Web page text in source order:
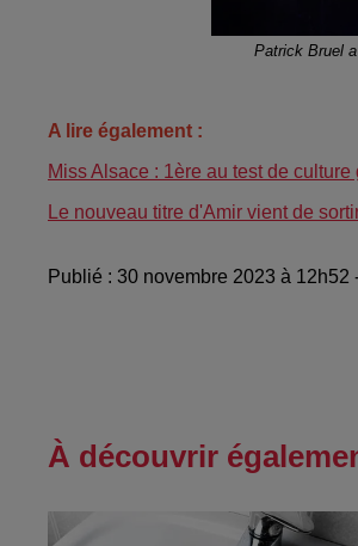
Patrick Bruel
A lire également :
Miss Alsace : 1ère au test de culture
Le nouveau titre d'Amir vient de
Publié : 30 novembre 2023 à
À découvrir